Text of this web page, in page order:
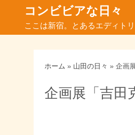
コンビビアな日々
ここは新宿。とあるエディト
ホーム » 山田の日々 » 企画
企画展「吉田